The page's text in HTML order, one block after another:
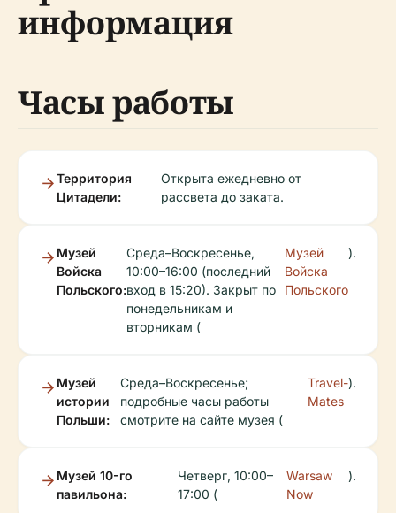
информация
Часы работы
Территория
Цитадели:
Открыта ежедневно от
рассвета до заката.
Музей
Войска
Польского:
Среда–Воскресенье,
10:00–16:00 (последний
вход в 15:20). Закрыт по
понедельникам и
вторникам (
Музей
Войска
Польского
).
Музей
истории
Польши:
Среда–Воскресенье;
подробные часы работы
смотрите на сайте музея (
Travel-
Mates
).
Музей 10-го
павильона:
Четверг, 10:00–
17:00 (
Warsaw
Now
).